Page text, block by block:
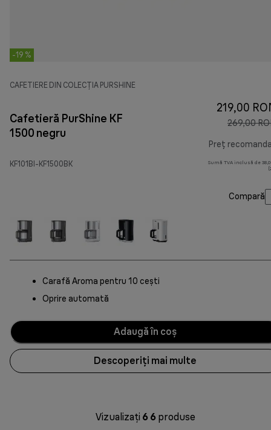
-19 %
CAFETIERE DIN COLECȚIA PURSHINE
Cafetieră PurShine KF
1500 negru
KF101BI-KF1500BK
219,00
269,00
Preț
Sumă TVA inclusă de
Compară
Carafă Aroma pentru 10 cești
Oprire automată
Adaugă în coș
Descoperiți mai multe
Vizualizați 6 6 produse